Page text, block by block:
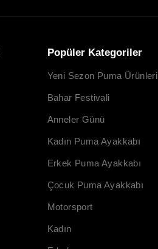
Popüler Kategoriler
Yeni Sezon Puma Ürünleri
Bahar Festivali
Anneler Günü
Kadın Puma Ayakkabı
Erkek Puma Ayakkabı
Çocuk Puma Ayakkabı
Motorsport
Kadın